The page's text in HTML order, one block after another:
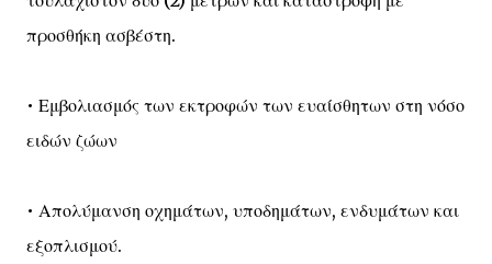
προσθήκη ασβέστη.
• Εμβολιασμός των εκτροφών των ευαίσθητων στη νόσο
ειδών ζώων
• Απολύμανση οχημάτων, υποδημάτων, ενδυμάτων και
εξοπλισμού.